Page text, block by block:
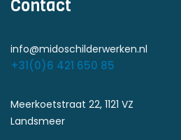
Contact
info@midoschilderwerken.nl
+31(0)6 421 650 85
Meerkoetstraat 22, 1121 VZ
Landsmeer